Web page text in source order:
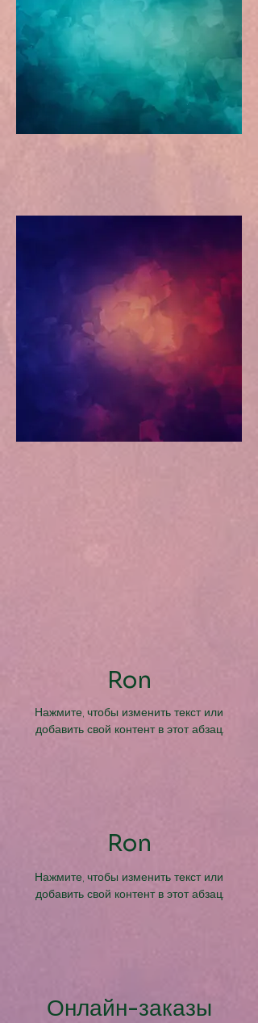
Ron
Нажмите, чтобы изменить текст или
добавить свой контент в этот абзац.
Ron
Нажмите, чтобы изменить текст или
добавить свой контент в этот абзац.
Онлайн-заказы